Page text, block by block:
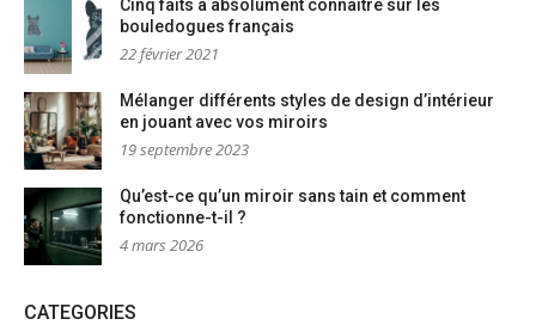
Cinq faits à absolument connaître sur les
bouledogues français
22 février 2021
Mélanger différents styles de design d’intérieur
en jouant avec vos miroirs
19 septembre 2023
Qu’est-ce qu’un miroir sans tain et comment
fonctionne-t-il ?
4 mars 2026
CATEGORIES